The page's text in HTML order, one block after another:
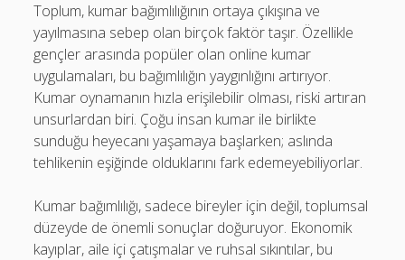
Toplum, kumar bağımlılığının ortaya çıkışına ve
yayılmasına sebep olan birçok faktör taşır. Özellikle
gençler arasında popüler olan online kumar
uygulamaları, bu bağımlılığın yaygınlığını artırıyor.
Kumar oynamanın hızla erişilebilir olması, riski artıran
unsurlardan biri. Çoğu insan kumar ile birlikte
sunduğu heyecanı yaşamaya başlarken; aslında
tehlikenin eşiğinde olduklarını fark edemeyebiliyorlar.
Kumar bağımlılığı, sadece bireyler için değil, toplumsal
düzeyde de önemli sonuçlar doğuruyor. Ekonomik
kayıplar, aile içi çatışmalar ve ruhsal sıkıntılar, bu